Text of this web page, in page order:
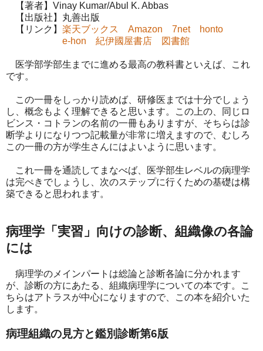
【著者】Vinay Kumar/Abul K. Abbas
【出版社】丸善出版
【リンク】 楽天ブックス Amazon 7net
honto
e-hon
紀伊國屋書店 図書館
医学部学部生までに進める最高の教科書といえば、これ
です。
この一冊をしっかり読めば、研修医までは十分でしょう
し、概念もよく理解できると思います。この上の、同じロ
ビンス・コトランの名前の一冊もありますが、そちらは診
断学よりになりつつ記載量が非常に増えますので、むしろ
この一冊の方が学生さんにはよいように思います。
これ一冊を通読してまなべば、医学部生レベルの病理学
は完ぺきでしょうし、次のステップに行くための基礎は構
築できると思われます。
病理学「実習」向けの診断、組織像の各論
には
病理学のメインパートは総論と診断各論に分かれます
が、診断の方にあたる、組織病理学についての本です。こ
ちらはアトラスが中心になりますので、この本を紹介いた
します。
病理組織の見方と鑑別診断第6版